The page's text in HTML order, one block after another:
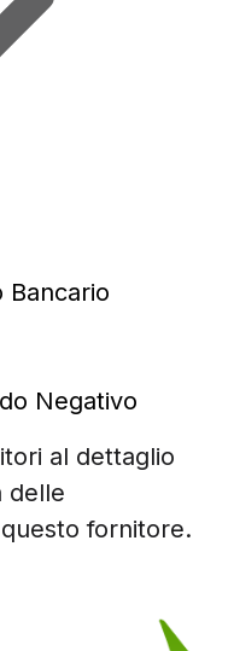
Bancario
Negativo
al dettaglio
delle
fornitore.